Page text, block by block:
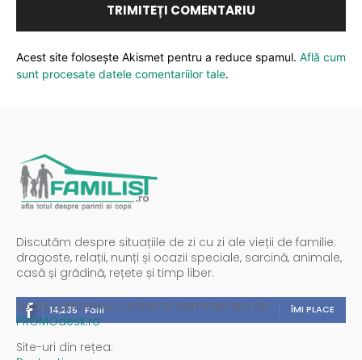
Acest site folosește Akismet pentru a reduce spamul. Află cum
sunt procesate datele comentariilor tale.
Discutăm despre situațiile de zi cu zi ale vieții de familie:
dragoste, relații, nunți și ocazii speciale, sarcină, animale,
casă și grădină, rețete și timp liber.
14,235 Fani ÎMI PLACE
Spații publicitare / reclamă administrată de
PROMOdesk.ro
Site-uri din rețea: